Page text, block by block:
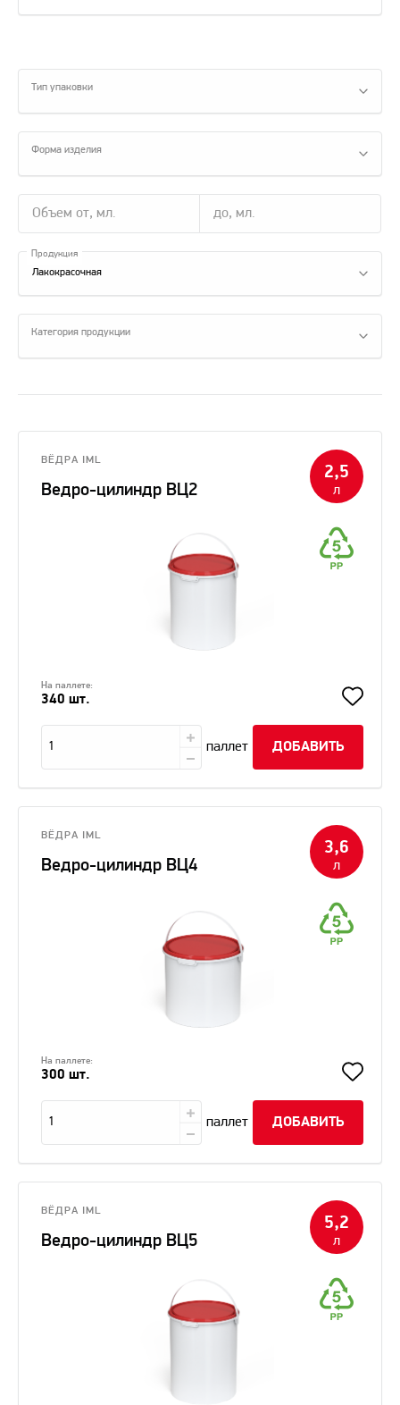
Тип упаковки
Форма изделия
Лакокрасочная
Продукция
Категория продукции
2,5
л
ВЁДРА IML
Ведро-цилиндр ВЦ2
На паллете:
340 шт.
паллет ДОБАВИТЬ
3,6
л
ВЁДРА IML
Ведро-цилиндр ВЦ4
На паллете:
300 шт.
паллет ДОБАВИТЬ
5,2
л
ВЁДРА IML
Ведро-цилиндр ВЦ5